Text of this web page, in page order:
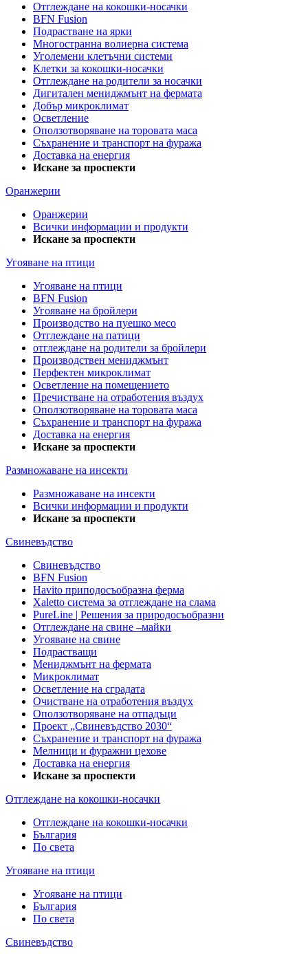
Отглеждане на кокошки-носачки
BFN Fusion
Подрастване на ярки
Многостранна волиерна система
Уголемени клетъчни системи
Клетки за кокошки-носачки
Отглеждане на родители за носачки
Дигитален мениджмънт на фермата
Добър микроклимат
Осветление
Оползотворяване на торовата маса
Съхранение и транспорт на фуража
Доставка на енергия
Искане за проспекти
Оранжерии
Оранжерии
Всички информации и продукти
Искане за проспекти
Угояване на птици
Угояване на птици
BFN Fusion
Угояване на бройлери
Производство на пуешко месо
Отглеждане на патици
отглеждане на родители за бройлери
Производствен мениджмънт
Перфектен микроклимат
Осветление на помещението
Пречистване на отработения въздух
Оползотворяване на торовата маса
Съхранение и транспорт на фуража
Доставка на енергия
Искане за проспекти
Размножаване на инсекти
Размножаване на инсекти
Всички информации и продукти
Искане за проспекти
Свиневъдство
Свиневъдство
BFN Fusion
Havito приподосъобразна ферма
Xaletto система за отглеждане на слама
PureLine | Решения за природосъобразни
Отглеждане на свине –майки
Угояване на свине
Подрастващи
Мениджмънт на фермата
Микроклимат
Осветление на сградата
Очистване на отработения въздух
Оползотворяване на отпадъци
Проект „Свиневъдство 2030“
Съхранение и транспорт на фуража
Мелници и фуражни цехове
Доставка на енергия
Искане за проспекти
Отглеждане на кокошки-носачки
Отглеждане на кокошки-носачки
България
По света
Угояване на птици
Угояване на птици
България
По света
Свиневъдство